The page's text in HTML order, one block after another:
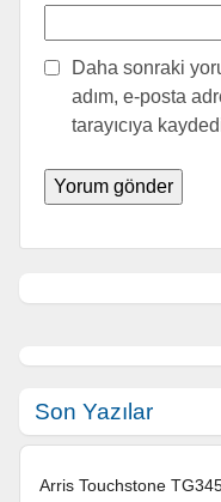
Daha sonraki
adım, e-posta
tarayıcıya
Son Yazılar
Arris Touchstone